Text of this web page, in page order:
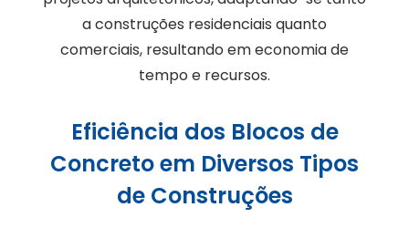
a construções residenciais quanto
comerciais, resultando em economia de
tempo e recursos.
Eficiência dos Blocos de
Concreto em Diversos Tipos
de Construções